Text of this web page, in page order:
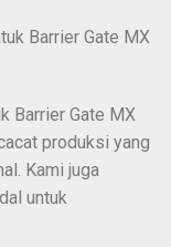
Barrier Gate MX
Barrier Gate MX
produksi yang
Kami juga
untuk